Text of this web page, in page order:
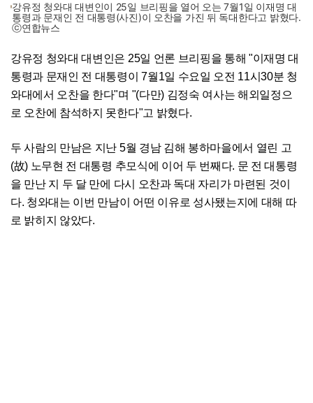
강유정 청와대 대변인이 25일 브리핑을 열어 오는 7월1일 이재명 대
통령과 문재인 전 대통령(사진)이 오찬을 가진 뒤 독대한다고 밝혔다.
ⓒ연합뉴스
강유정 청와대 대변인은 25일 언론 브리핑을 통해 "이재명 대
통령과 문재인 전 대통령이 7월1일 수요일 오전 11시30분 청
와대에서 오찬을 한다"며 "(다만) 김정숙 여사는 해외일정으
로 오찬에 참석하지 못한다"고 밝혔다.
두 사람의 만남은 지난 5월 경남 김해 봉하마을에서 열린 고
(故) 노무현 전 대통령 추모식에 이어 두 번째다. 문 전 대통령
을 만난 지 두 달 만에 다시 오찬과 독대 자리가 마련된 것이
다. 청와대는 이번 만남이 어떤 이유로 성사됐는지에 대해 따
로 밝히지 않았다.